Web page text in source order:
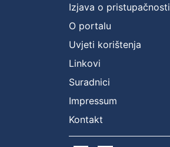
Izjava o pristupačnosti
O portalu
Uvjeti korištenja
Linkovi
Suradnici
Impressum
Kontakt